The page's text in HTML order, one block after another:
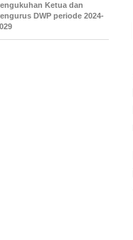
Ketua dan
DWP periode 2024-